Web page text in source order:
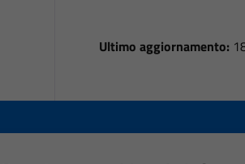
Ultimo aggiornamento: